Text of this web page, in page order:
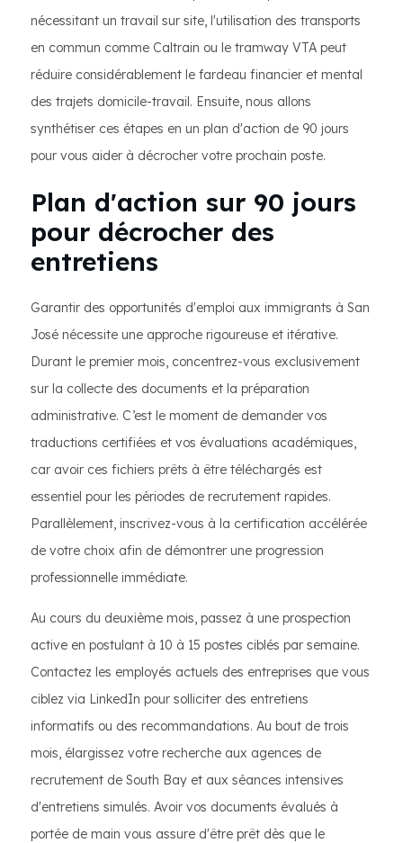
nécessitant un travail sur site, l'utilisation des transports
en commun comme Caltrain ou le tramway VTA peut
réduire considérablement le fardeau financier et mental
des trajets domicile-travail. Ensuite, nous allons
synthétiser ces étapes en un plan d'action de 90 jours
pour vous aider à décrocher votre prochain poste.
Plan d'action sur 90 jours
pour décrocher des
entretiens
Garantir des opportunités d'emploi aux immigrants à San
José nécessite une approche rigoureuse et itérative.
Durant le premier mois, concentrez-vous exclusivement
sur la collecte des documents et la préparation
administrative. C’est le moment de demander vos
traductions certifiées et vos évaluations académiques,
car avoir ces fichiers prêts à être téléchargés est
essentiel pour les périodes de recrutement rapides.
Parallèlement, inscrivez-vous à la certification accélérée
de votre choix afin de démontrer une progression
professionnelle immédiate.
Au cours du deuxième mois, passez à une prospection
active en postulant à 10 à 15 postes ciblés par semaine.
Contactez les employés actuels des entreprises que vous
ciblez via LinkedIn pour solliciter des entretiens
informatifs ou des recommandations. Au bout de trois
mois, élargissez votre recherche aux agences de
recrutement de South Bay et aux séances intensives
d'entretiens simulés. Avoir vos documents évalués à
portée de main vous assure d'être prêt dès que le